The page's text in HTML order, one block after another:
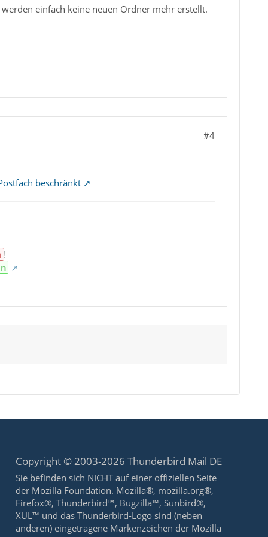
einfach keine neuen Ordner mehr erstellt.
#4
beschränkt
!
Copyright © 2003-2026 Thunderbird Mail DE
Sie befinden sich NICHT auf einer offiziellen Seite
der Mozilla Foundation. Mozilla®, mozilla.org®,
Firefox®, Thunderbird™, Bugzilla™, Sunbird®,
XUL™ und das Thunderbird-Logo sind (neben
anderen) eingetragene Markenzeichen der Mozilla